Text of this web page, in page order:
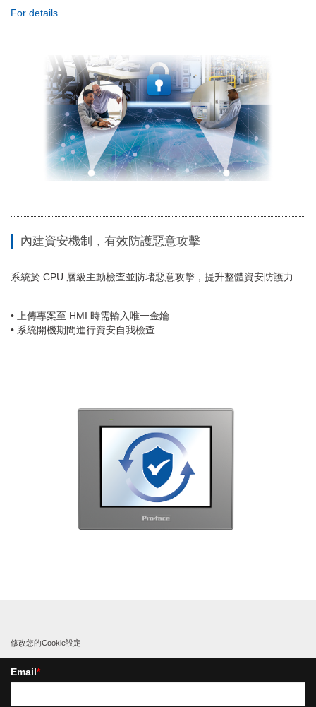
For details
內建資安機制，有效防護惡意攻擊
系統於 CPU 層級主動檢查並防堵惡意攻擊，提升整體資安防護力
• 上傳專案至 HMI 時需輸入唯一金鑰
• 系統開機期間進行資安自我檢查
修改您的Cookie設定
Email*